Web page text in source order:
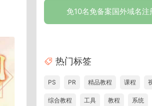
免10名免备案国外域名注
热门标签
PS PR 精品教程 课程
综合教程 工具 教程 系统